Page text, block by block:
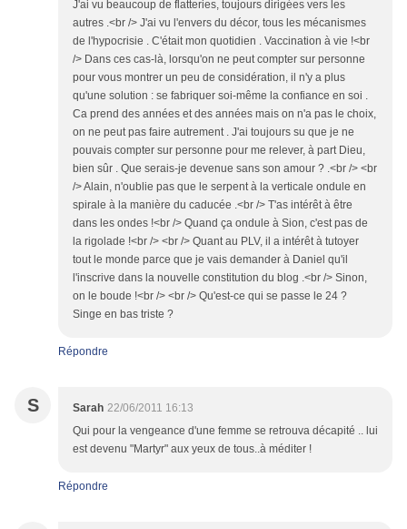
J'ai vu beaucoup de flatteries, toujours dirigées vers les
autres .<br /> J'ai vu l'envers du décor, tous les mécanismes
de l'hypocrisie . C'était mon quotidien . Vaccination à vie !<br
/> Dans ces cas-là, lorsqu'on ne peut compter sur personne
pour vous montrer un peu de considération, il n'y a plus
qu'une solution : se fabriquer soi-même la confiance en soi .
Ca prend des années et des années mais on n'a pas le choix,
on ne peut pas faire autrement . J'ai toujours su que je ne
pouvais compter sur personne pour me relever, à part Dieu,
bien sûr . Que serais-je devenue sans son amour ? .<br /> <br
/> Alain, n'oublie pas que le serpent à la verticale ondule en
spirale à la manière du caducée .<br /> T'as intérêt à être
dans les ondes !<br /> Quand ça ondule à Sion, c'est pas de
la rigolade !<br /> <br /> Quant au PLV, il a intérêt à tutoyer
tout le monde parce que je vais demander à Daniel qu'il
l'inscrive dans la nouvelle constitution du blog .<br /> Sinon,
on le boude !<br /> <br /> Qu'est-ce qui se passe le 24 ?
Singe en bas triste ?
Répondre
S Sarah 22/06/2011 16:13
Qui pour la vengeance d'une femme se retrouva décapité .. lui
est devenu "Martyr" aux yeux de tous..à méditer !
Répondre